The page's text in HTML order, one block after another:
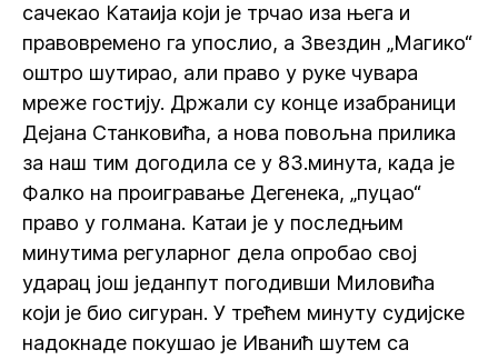
сачекао Катаија који је трчао иза њега и
правовремено га упослио, а Звездин „Магико“
оштро шутирао, али право у руке чувара
мреже гостију. Држали су конце изабраници
Дејана Станковића, а нова повољна прилика
за наш тим догодила се у 83.минута, када је
Фалко на проигравање Дегенека, „пуцао“
право у голмана. Катаи је у последњим
минутима регуларног дела опробао свој
ударац још једанпут погодивши Миловића
који је био сигуран. У трећем минуту судијске
надокнаде покушао је Иванић шутем са